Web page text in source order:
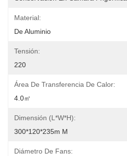
Material:
De Aluminio
Tensión:
220
Área De Transferencia De Calor:
4.0㎡
Dimensión (L*W*H):
300*120*235m M
Diámetro De Fans: